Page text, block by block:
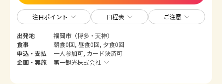
注目ポイント 日程表 ご注意
出発地
福岡市（博多・天神）
食事
朝食0回, 昼食0回, 夕食0回
申込・支払
一人参加可, カード決済可
企画・実施
第一観光株式会社